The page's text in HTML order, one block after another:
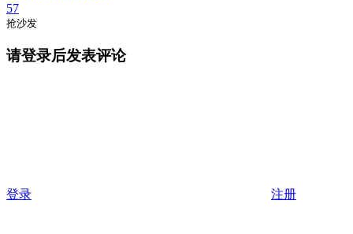
57
抢沙发
请登录后发表评论
登录 注册